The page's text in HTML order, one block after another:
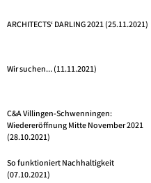
ARCHITECTS‘ DARLING 2021 (25.11.2021)
Wir suchen… (11.11.2021)
C&A Villingen-Schwenningen:
Wiedereröffnung Mitte November 2021
(28.10.2021)
So funktioniert Nachhaltigkeit
(07.10.2021)